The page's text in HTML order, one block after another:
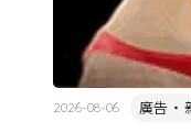
廣告・
2026-08-06